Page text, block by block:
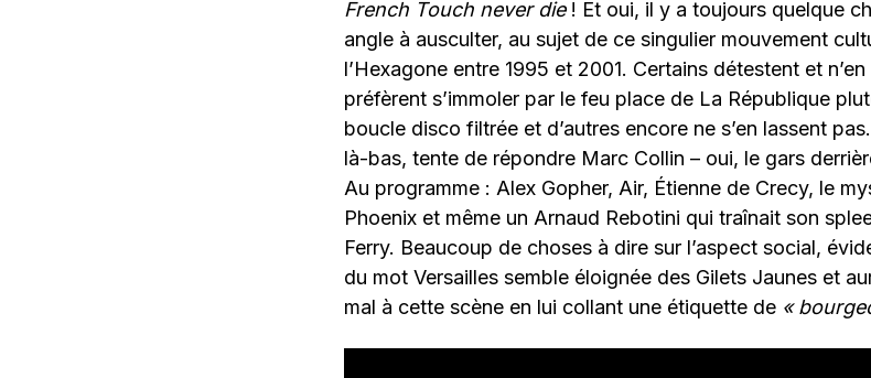
French Touch never die! Et oui, il y a toujours quelque
angle à ausculter, au sujet de ce singulier mouvement
l’Hexagone entre 1995 et 2001. Certains détestent et
préfèrent s’immoler par le feu place de La République
boucle disco filtrée et d’autres encore ne s’en lassent
là-bas, tente de répondre Marc Collin – oui, le gars
Au programme : Alex Gopher, Air, Étienne de Crecy, le
Phoenix et même un Arnaud Rebotini qui traînait son
Ferry. Beaucoup de choses à dire sur l’aspect social,
du mot Versailles semble éloignée des Gilets Jaunes et
mal à cette scène en lui collant une étiquette de «